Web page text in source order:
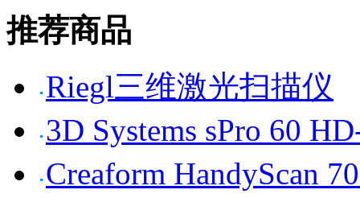
推荐商品
Riegl三维激光扫描仪
3D Systems sPro 60
Creaform HandyScan